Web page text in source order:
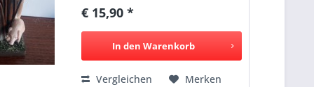
€ 15,90 *
In den Warenkorb
Vergleichen Merken